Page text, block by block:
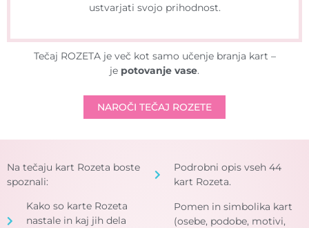
ustvarjati svojo prihodnost.
Tečaj ROZETA je več kot samo učenje branja kart –
je potovanje vase.
NAROČI TEČAJ ROZETE
Na tečaju kart Rozeta boste
spoznali:
Kako so karte Rozeta
nastale in kaj jih dela
Podrobni opis vseh 44
kart Rozeta.
Pomen in simbolika kart
(osebe, podobe, motivi,